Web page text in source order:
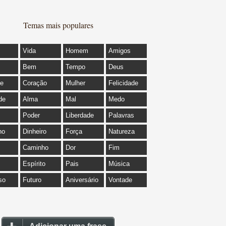
Temas mais populares
Vida Homem Amigos
Bem Tempo Deus
Coração Mulher Felicidade
Alma Mal Medo
Poder Liberdade Palavras
Dinheiro Força Natureza
Caminho Dor Fim
Espírito Pais Música
Futuro Aniversário Vontade